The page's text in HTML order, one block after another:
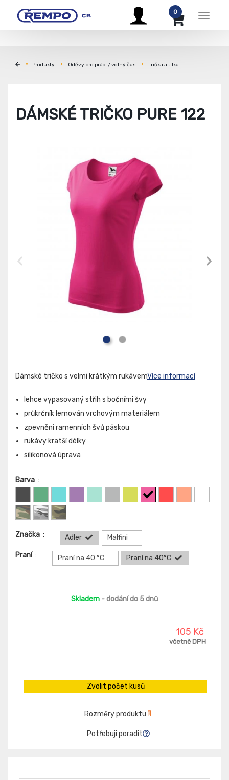
Menu
0
Produkty Oděvy pro práci / volný čas Trička a tílka
DÁMSKÉ TRIČKO PURE 122
Dámské tričko s velmi krátkým rukávemVíce informací
lehce vypasovaný střih s bočními švy
průkrčník lemován vrchovým materiálem
zpevnění ramenních švů páskou
rukávy kratší délky
silikonová úprava
Barva :
Značka : Adler
Malfini
Praní : Praní na 40 °C Praní na 40°C
Skladem - dodání do 5 dnů
105 Kč
včetně DPH
Zvolit počet kusů
Rozměry produktu
Potřebuji poradit